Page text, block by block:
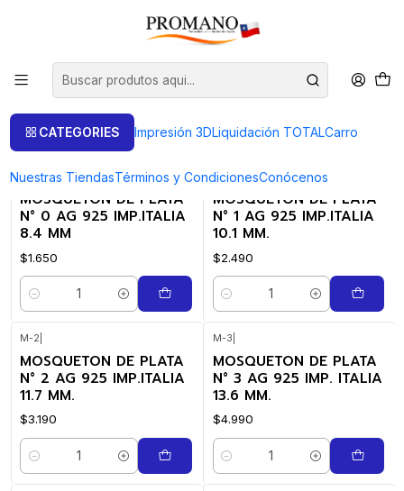
CATEGORIES Impresión 3DLiquidación TOTALCarro
Nuestras TiendasTérminos y CondicionesConócenos
Início Fornitura Ag925
Fornitura Ag925
FILTROS
M-0|
MOSQUETON DE PLATA
N° 0 AG 925 IMP.ITALIA
8.4 MM
$1.650
Quantidade
M-1|
MOSQUETON DE PLATA
N° 1 AG 925 IMP.ITALIA
10.1 MM.
$2.490
Quantidade
M-2
MOSQUETON DE PLATA
N° 2 AG 925 IMP.ITALIA
11.7 MM.
$3.190
Quantidade
M-3
MOSQUETON DE PLATA
N° 3 AG 925 IMP. ITALIA
13.6 MM.
$4.990
Quantidade